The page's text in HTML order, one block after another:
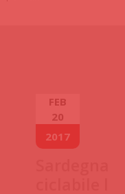
FEB
20
2017